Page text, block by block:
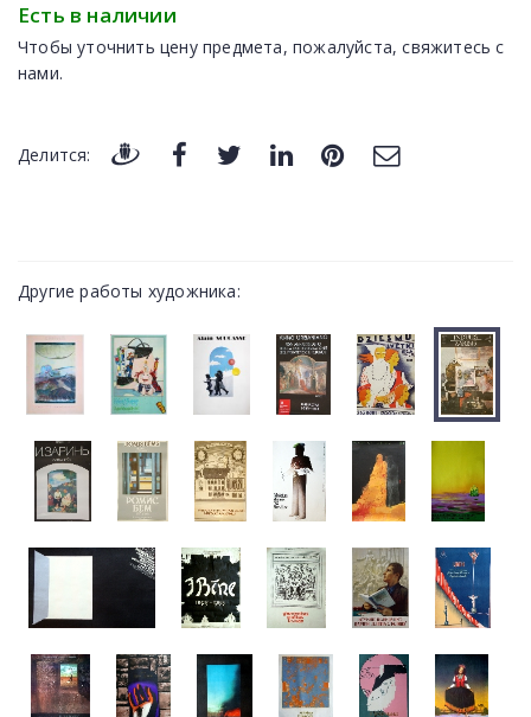
Есть в наличии
Чтобы уточнить цену предмета, пожалуйста, свяжитесь с
нами.
Делится:
Другие работы художника: